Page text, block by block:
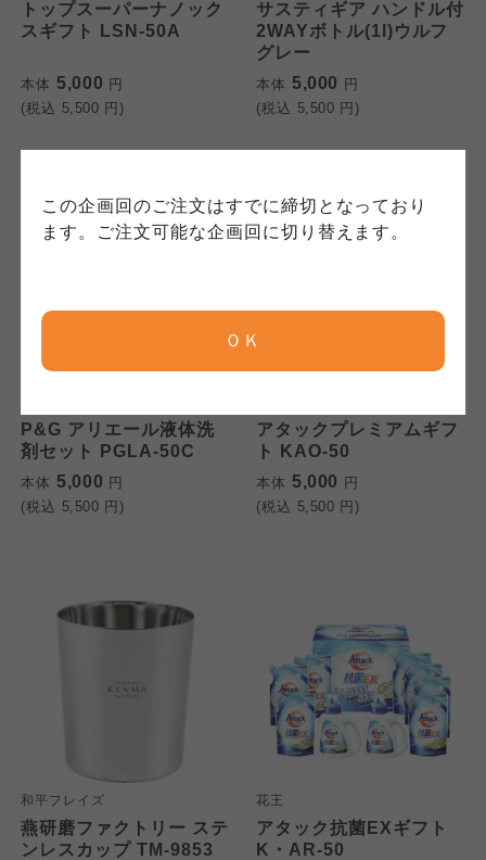
この企画回のご注文はすでに締切となっており
ます。ご注文可能な企画回に切り替えます。
ＯＫ
トップスーパーナノック
スギフト LSN-50A
本体 5,000 円
(税込 5,500 円)
サスティギア ハンドル付
2WAYボトル(1l)ウルフ
グレー
本体 5,000 円
(税込 5,500 円)
P&G アリエール液体洗
剤セット PGLA-50C
本体 5,000 円
(税込 5,500 円)
アタックプレミアムギフ
ト KAO-50
本体 5,000 円
(税込 5,500 円)
和平フレイズ
燕研磨ファクトリー ステ
ンレスカップ TM-9853
花王
アタック抗菌EXギフト
K・AR-50
コープきんき事業連合が運営しています。ご自
身が加入されている生協が定める利用約款をご
確認のうえ、ご利用ください。なお、クチコミ
投稿については、利用約款の細則として規定さ
れています。
コープしが
ならコープ
おおさかパルコープ
よどがわ市民生協
わかやま市民生協
連合、ならびに各生協の「個人情報保護方針」
にもどづいて、コープ事業連合が適切に管理を
コープ事業連合、ならびに各生協の「個人情報
保護方針」については各生協のボタンをクリッ
コープしが
ならコープ
おおさかパルコープ
わかやま市民生協
コープきんき事業連合が運営しています。販売
責任者は、それぞれご利用の生協となります。
各生協の「特定商取引法に基づく表記につい
て」については各生協のボタンをクリックして
ご確認ください。
コープしが
ならコープ
おおさかパルコープ
よどがわ市民生協
わかやま市民生協